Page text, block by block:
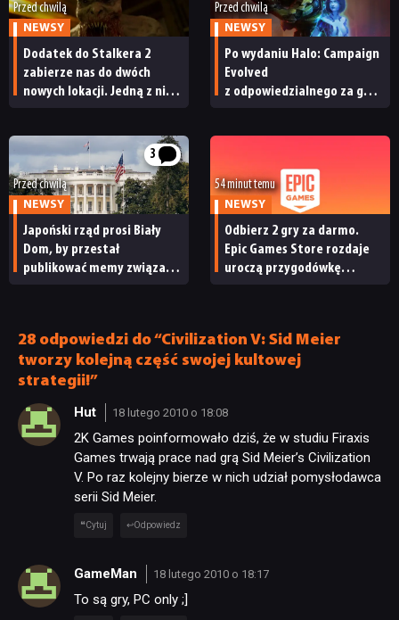
Przed chwilą
NEWSY
Dodatek do Stalkera 2
zabierze nas do dwóch
nowych lokacji. Jedną z nich
Przed chwilą
NEWSY
Po wydaniu Halo: Campaign
Evolved
z odpowiedzialnego za grę
3
Przed chwilą
NEWSY
Japoński rząd prosi Biały
Dom, by przestał
publikować memy związane
54 minut temu
NEWSY
Odbierz 2 gry za darmo.
Epic Games Store rozdaje
uroczą przygodówkę
28 odpowiedzi do “Civilization V: Sid Meier
tworzy kolejną część swojej kultowej
strategii!”
Hut 18 lutego 2010 o 18:08
2K Games poinformowało dziś, że w studiu Firaxis
Games trwają prace nad grą Sid Meier’s Civilization
V. Po raz kolejny bierze w nich udział pomysłodawca
serii Sid Meier.
Cytuj Odpowiedz
GameMan 18 lutego 2010 o 18:17
To są gry, PC only ;]